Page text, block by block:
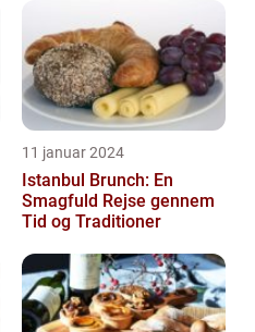
11 januar 2024
Istanbul Brunch: En
Smagfuld Rejse gennem
Tid og Traditioner